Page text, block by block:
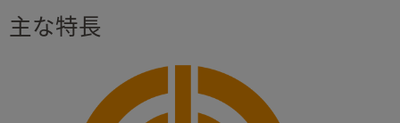
主な特長